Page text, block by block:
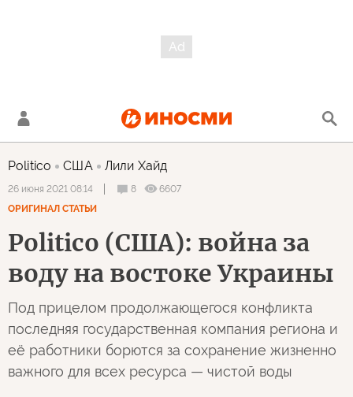
Politico США Лили Хайд
26 июня 2021 08:14 8
6607
ОРИГИНАЛ СТАТЬИ
Politico (США): война за
воду на востоке Украины
Под прицелом продолжающегося конфликта
последняя государственная компания региона и
её работники борются за сохранение жизненно
важного для всех ресурса — чистой воды